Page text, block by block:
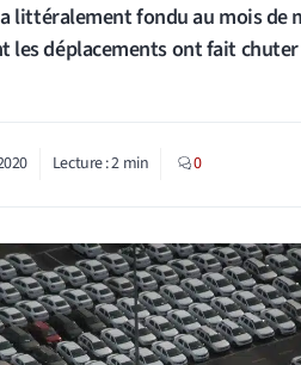
littéralement fondu au mois de
déplacements ont fait
Lecture :2 min 0